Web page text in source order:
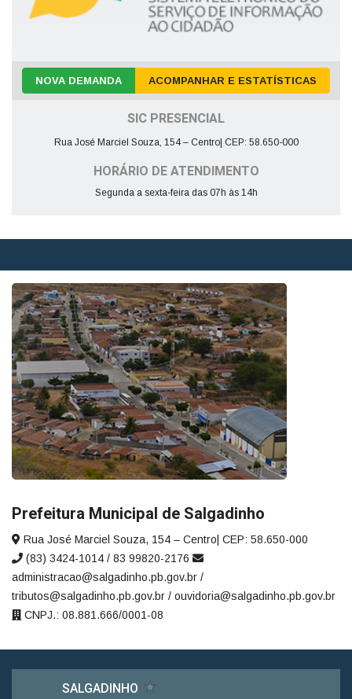
NOVA DEMANDA ACOMPANHAR E ESTATÍSTICAS
SIC PRESENCIAL
Rua José Marciel Souza, 154 – Centro| CEP: 58.650-000
HORÁRIO DE ATENDIMENTO
Segunda a sexta-feira das 07h às 14h
Prefeitura Municipal de Salgadinho
Rua José Marciel Souza, 154 – Centro| CEP: 58.650-000
(83) 3424-1014 / 83 99820-2176
administracao@salgadinho.pb.gov.br /
tributos@salgadinho.pb.gov.br / ouvidoria@salgadinho.pb.gov.br
CNPJ.: 08.881.666/0001-08